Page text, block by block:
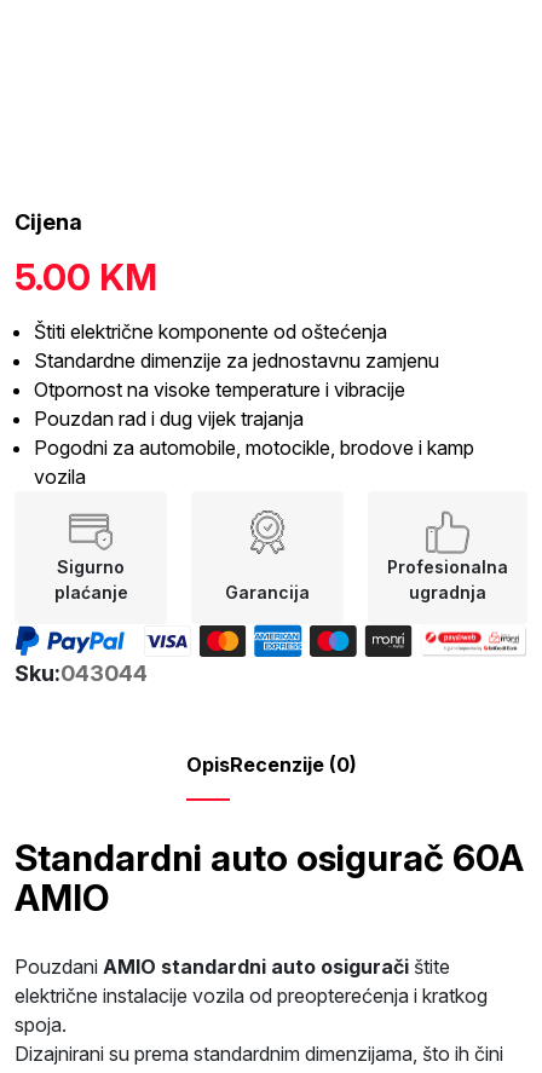
Cijena
5.00 KM
Štiti električne komponente od oštećenja
Standardne dimenzije za jednostavnu zamjenu
Otpornost na visoke temperature i vibracije
Pouzdan rad i dug vijek trajanja
Pogodni za automobile, motocikle, brodove i kamp
vozila
Sigurno
plaćanje
Garancija
Profesionalna
ugradnja
Sku:043044
OpisRecenzije (0)
Standardni auto osigurač 60A
AMIO
Pouzdani AMIO standardni auto osigurači štite
električne instalacije vozila od preopterećenja i kratkog
spoja.
Dizajnirani su prema standardnim dimenzijama, što ih čini